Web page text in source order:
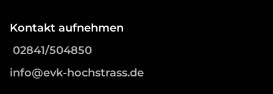
Kontakt aufnehmen
02841/504850
info@evk-hochstrass.de